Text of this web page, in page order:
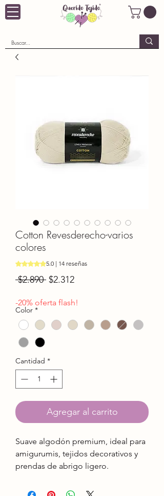
Cotton Revesderecho-varios
colores
Según 14 reseñas, la calificación es de
5.0 | 14 reseñas
$2.890 Precio
$2.312Precio
oferta
-20% oferta flash!
Color *
Cantidad *
Agregar al carrito
Suave algodón premium, ideal para
amigurumis, tejidos decorativos y
prendas de abrigo ligero.
Características: